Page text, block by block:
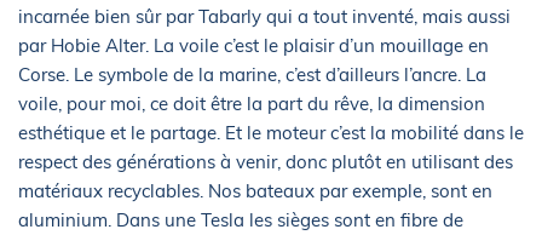
incarnée bien sûr par Tabarly qui a tout inventé, mais aussi
par Hobie Alter. La voile c’est le plaisir d’un mouillage en
Corse. Le symbole de la marine, c’est d’ailleurs l’ancre. La
voile, pour moi, ce doit être la part du rêve, la dimension
esthétique et le partage. Et le moteur c’est la mobilité dans le
respect des générations à venir, donc plutôt en utilisant des
matériaux recyclables. Nos bateaux par exemple, sont en
aluminium. Dans une Tesla les sièges sont en fibre de